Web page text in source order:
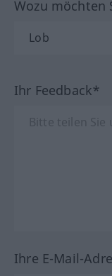
Wozu möchten
Ihr Feedback*
Ihre E-Mail-